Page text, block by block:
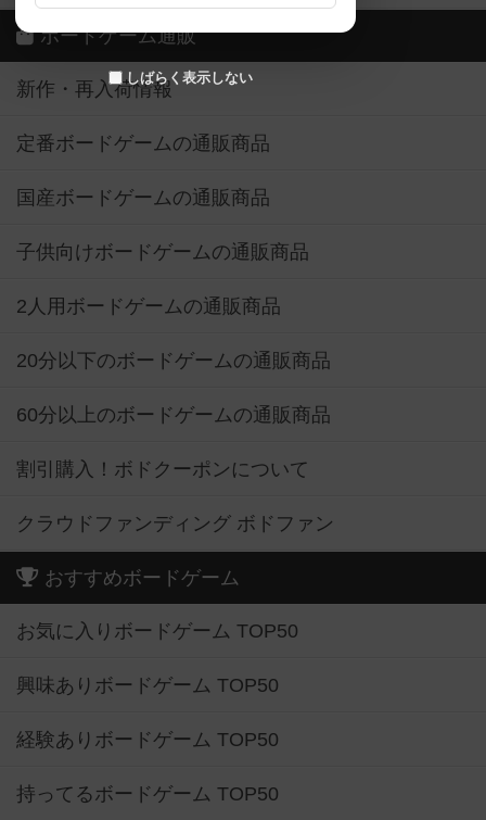
しばらく表示しない
ボードゲーム通販
新作・再入荷情報
定番ボードゲームの通販商品
国産ボードゲームの通販商品
子供向けボードゲームの通販商品
2人用ボードゲームの通販商品
20分以下のボードゲームの通販商品
60分以上のボードゲームの通販商品
割引購入！ボドクーポンについて
クラウドファンディング ボドファン
おすすめボードゲーム
お気に入りボードゲーム TOP50
興味ありボードゲーム TOP50
経験ありボードゲーム TOP50
持ってるボードゲーム TOP50